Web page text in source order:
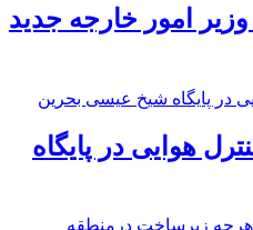
امور خارجه جدید
هوایی در پایگاه